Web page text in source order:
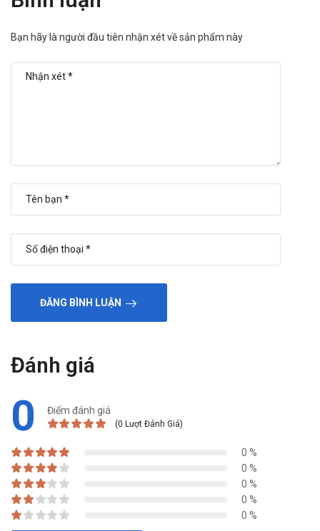
Bạn hãy là người đầu tiên nhận xét về sản phẩm này
ĐĂNG BÌNH LUẬN
Đánh giá
0 Điểm đánh giá
(0 Lượt Đánh Giá)
0 %
0 %
0 %
0 %
0 %